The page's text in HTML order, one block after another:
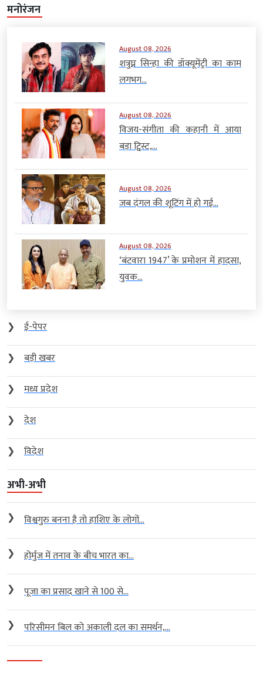
मनोरंजन
August 08, 2026
शत्रुघ्न सिन्हा की डॉक्यूमेंट्री का काम
लगभग...
August 08, 2026
विजय-संगीता की कहानी में आया
बड़ा ट्विस्ट,...
August 08, 2026
जब दंगल की शूटिंग में हो गई...
August 08, 2026
‘बंटवारा 1947’ के प्रमोशन में हादसा,
युवक...
❯
ई-पेपर
❯
बड़ी खबर
❯
मध्य प्रदेश
❯
देश
❯
विदेश
अभी-अभी
❯ विश्वगुरु बनना है तो हाशिए के लोगों...
❯ होर्मुज में तनाव के बीच भारत का...
❯ पूजा का प्रसाद खाने से 100 से...
❯ परिसीमन बिल को अकाली दल का समर्थन,...